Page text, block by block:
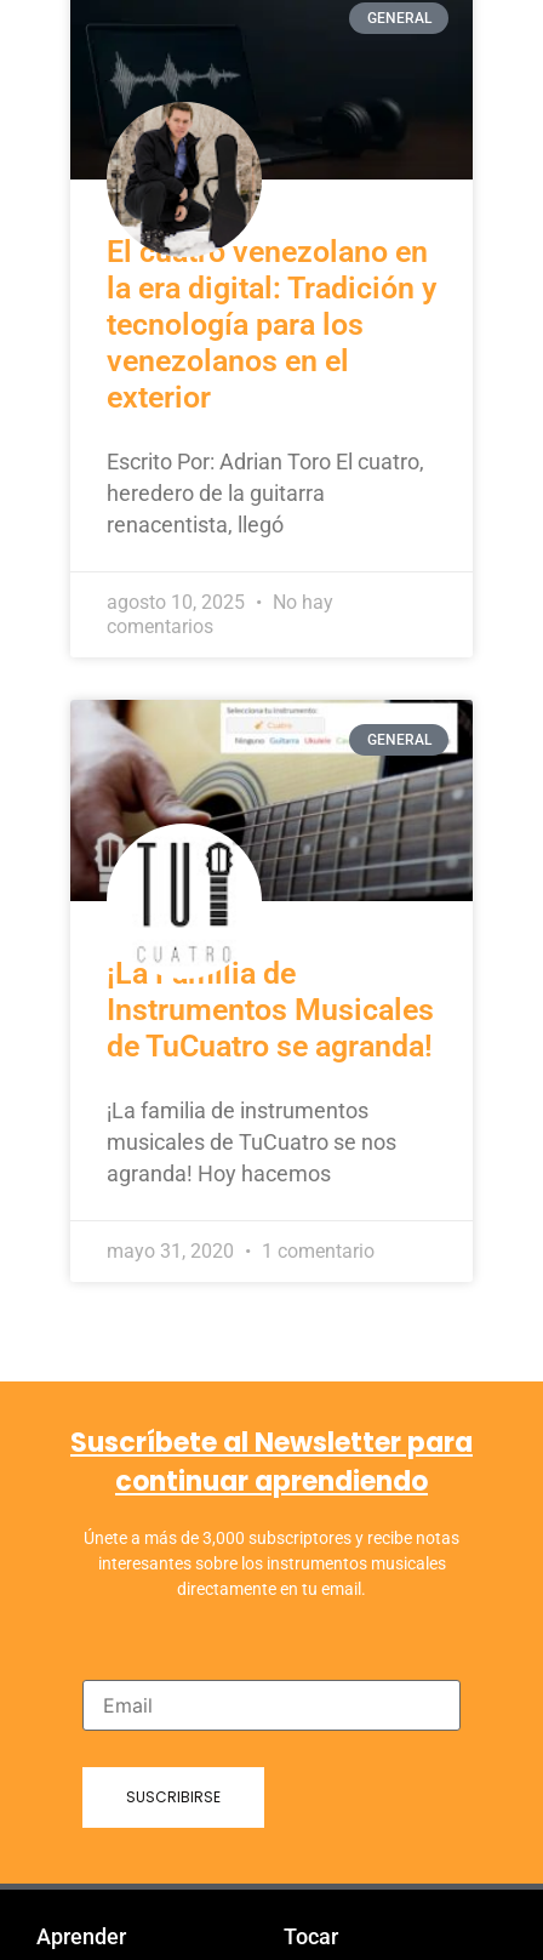
GENERAL
El cuatro venezolano en
la era digital: Tradición y
tecnología para los
venezolanos en el
exterior
Escrito Por: Adrian Toro El cuatro,
heredero de la guitarra
renacentista, llegó
agosto 10, 2025
No hay
comentarios
GENERAL
¡La Familia de
Instrumentos Musicales
de TuCuatro se agranda!
¡La familia de instrumentos
musicales de TuCuatro se nos
agranda! Hoy hacemos
mayo 31, 2020 1 comentario
Suscríbete al Newsletter para
continuar aprendiendo
Únete a más de 3,000 subscriptores y recibe notas
interesantes sobre los instrumentos musicales
directamente en tu email.
Aprender Tocar